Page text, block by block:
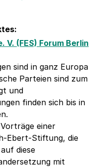
(FES) Forum Berlin
sind in ganz Europa
Parteien sind zum
und
finden sich bis in
einer
Ebert-Stiftung, die
diese
mit